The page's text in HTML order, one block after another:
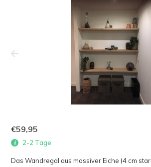
€59,95
2-2 Tage
Das Wandregal aus massiver Eiche (4 cm